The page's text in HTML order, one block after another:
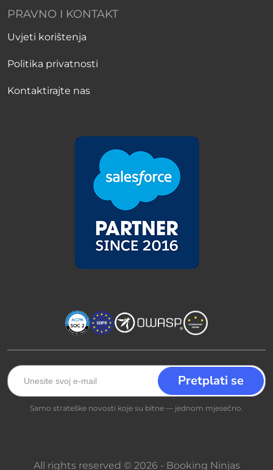
PRAVNO I KONTAKT
Uvjeti korištenja
Politika privatnosti
Kontaktirajte nas
Samo strateške novosti koje su bitne — jednom mjesečno.
All rights reserved © 2026 - Booking Ninjas